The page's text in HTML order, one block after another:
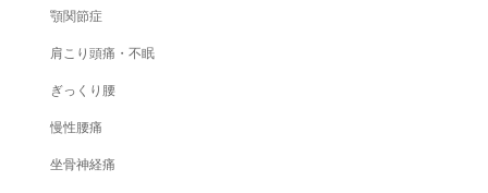
顎関節症
肩こり頭痛・不眠
ぎっくり腰
慢性腰痛
坐骨神経痛